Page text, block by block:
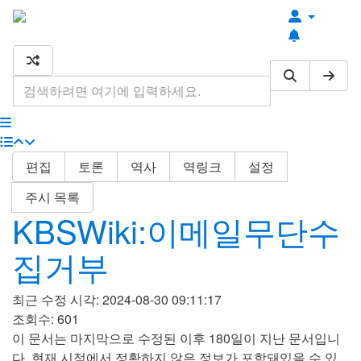
편집 토론 역사 역링크
설정
주시 목록
KBSWiki:이메일무단수
집거부
최근 수정 시각: 2024-08-30 09:11:17
조회수: 601
이 문서는 마지막으로 수정된 이후 180일이 지난 문서입니